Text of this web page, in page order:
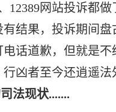
12389网站投诉都做
有结果，投诉期间盘
话道歉，但就是不
凶者至今还逍遥法
法现状.......